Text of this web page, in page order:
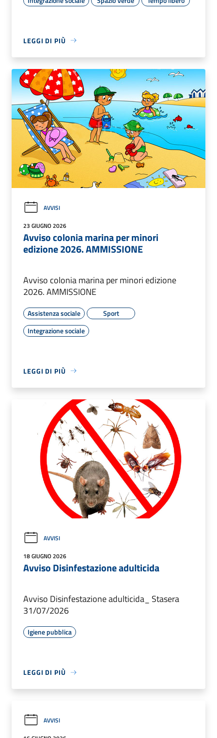
LEGGI DI PIÙ
AVVISI
23 GIUGNO 2026
Avviso colonia marina per minori
edizione 2026. AMMISSIONE
Avviso colonia marina per minori edizione
2026. AMMISSIONE
Assistenza sociale
Sport
Integrazione sociale
LEGGI DI PIÙ
AVVISI
18 GIUGNO 2026
Avviso Disinfestazione adulticida
Avviso Disinfestazione adulticida_ Stasera
31/07/2026
Igiene pubblica
LEGGI DI PIÙ
AVVISI